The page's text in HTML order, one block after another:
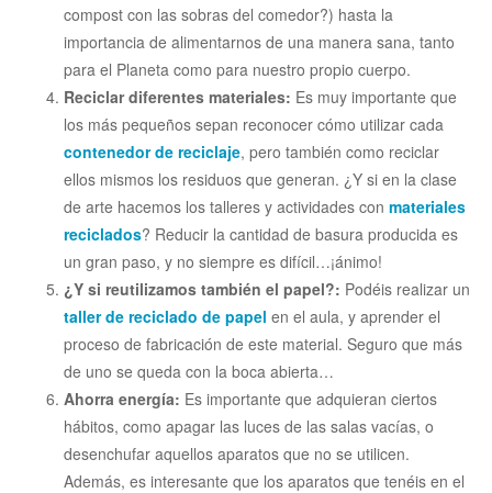
compost con las sobras del comedor?) hasta la
importancia de alimentarnos de una manera sana, tanto
para el Planeta como para nuestro propio cuerpo.
Reciclar diferentes materiales: Es muy importante que
los más pequeños sepan reconocer cómo utilizar cada
contenedor de reciclaje, pero también como reciclar
ellos mismos los residuos que generan. ¿Y si en la clase
de arte hacemos los talleres y actividades con materiales
reciclados? Reducir la cantidad de basura producida es
un gran paso, y no siempre es difícil…¡ánimo!
¿Y si reutilizamos también el papel?: Podéis realizar un
taller de reciclado de papel en el aula, y aprender el
proceso de fabricación de este material. Seguro que más
de uno se queda con la boca abierta…
Ahorra energía: Es importante que adquieran ciertos
hábitos, como apagar las luces de las salas vacías, o
desenchufar aquellos aparatos que no se utilicen.
Además, es interesante que los aparatos que tenéis en el